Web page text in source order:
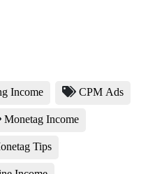
Income CPM Ads
Monetag Income
Tips